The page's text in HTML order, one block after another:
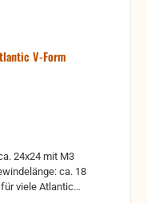
V-Form
mit M3